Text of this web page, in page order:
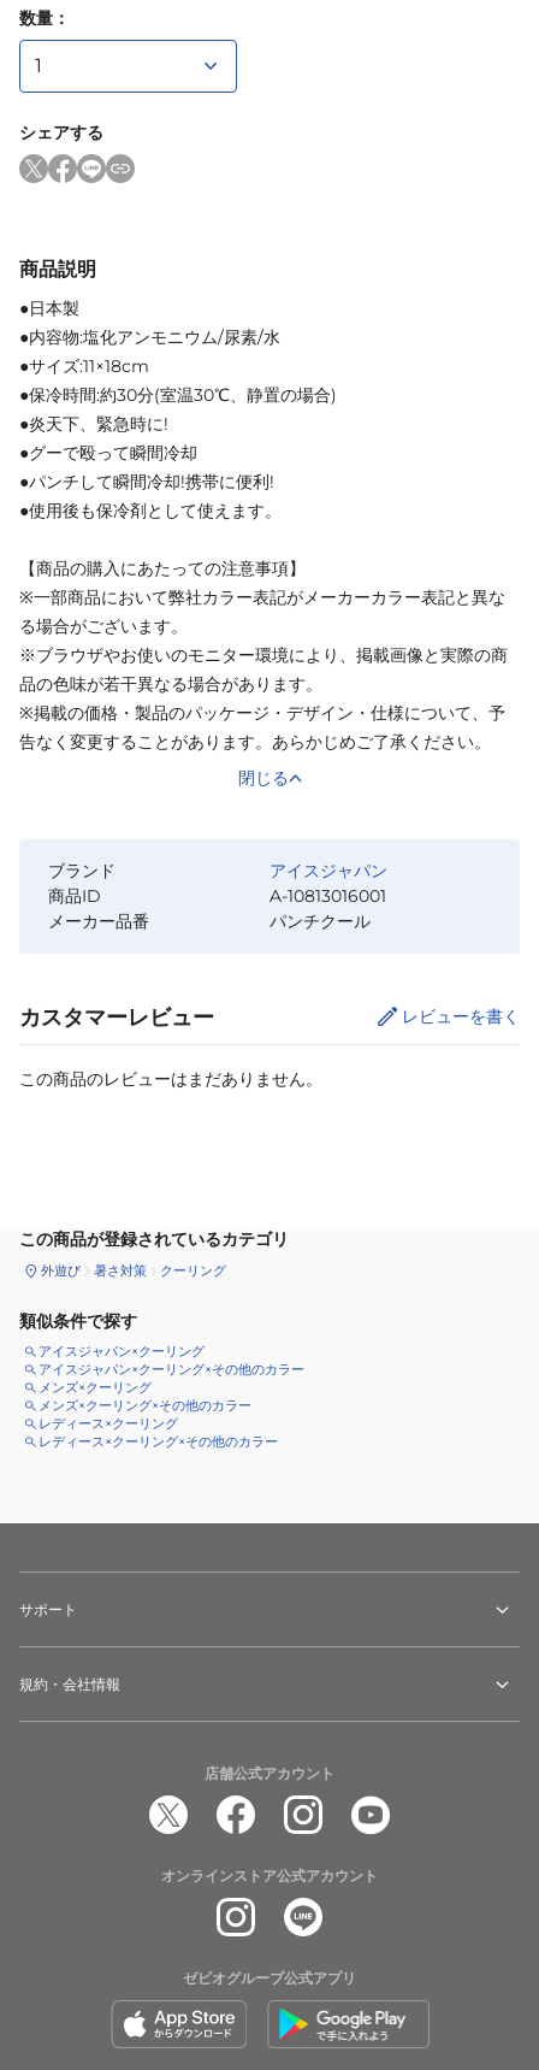
数量：
シェアする
商品説明
●日本製
●内容物:塩化アンモニウム/尿素/水
●サイズ:11×18cm
●保冷時間:約30分(室温30℃、静置の場合)
●炎天下、緊急時に!
●グーで殴って瞬間冷却
●パンチして瞬間冷却!携帯に便利!
●使用後も保冷剤として使えます。
【商品の購入にあたっての注意事項】
※一部商品において弊社カラー表記がメーカーカラー表記と異な
る場合がございます。
※ブラウザやお使いのモニター環境により、掲載画像と実際の商
品の色味が若干異なる場合があります。
※掲載の価格・製品のパッケージ・デザイン・仕様について、予
告なく変更することがあります。あらかじめご了承ください。
閉じる
ブランド
アイスジャパン
商品ID
A-10813016001
メーカー品番
パンチクール
カスタマーレビュー レビューを書く
この商品のレビューはまだありません。
この商品が登録されているカテゴリ
外遊び 暑さ対策 クーリング
類似条件で探す
アイスジャパン×クーリング
アイスジャパン×クーリング×その他のカラー
メンズ×クーリング
メンズ×クーリング×その他のカラー
レディース×クーリング
レディース×クーリング×その他のカラー
サポート
規約・会社情報
店舗公式アカウント
オンラインストア公式アカウント
ゼビオグループ公式アプリ